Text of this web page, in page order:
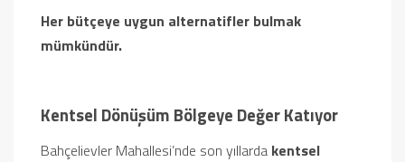
Her bütçeye uygun alternatifler bulmak
mümkündür.
Kentsel Dönüşüm Bölgeye Değer Katıyor
Bahçelievler Mahallesi’nde son yıllarda kentsel